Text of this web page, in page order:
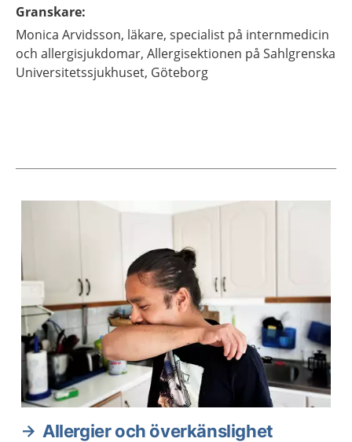
Granskare:
Monica Arvidsson, läkare, specialist på internmedicin
och allergisjukdomar, Allergisektionen på Sahlgrenska
Universitetssjukhuset, Göteborg
Allergier och överkänslighet